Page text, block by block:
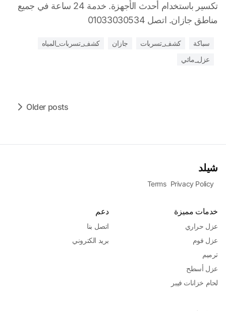
تكسير باستخدام أحدث الأجهزة. خدمة 24 ساعة في جميع
مناطق جازان. اتصل 01033030534
سباكة كشف_تسربات جازان
كشف_تسربات_المياه
عزل_مائي
Older posts
شيلد
Terms Privacy Policy
خدمات مميزة
عزل حراري
عزل فوم
ترميم
عزل أسطح
لحام خزانات فيبر
دعم
اتصل بنا
بريد الكتروني